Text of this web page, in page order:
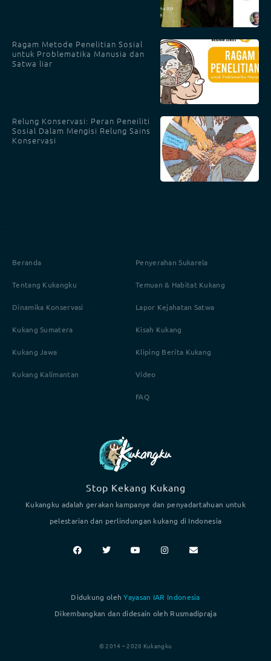
Ragam Metode Penelitian Sosial
untuk Problematika Manusia dan
Satwa liar
Relung Konservasi: Peran Peneiliti
Sosial Dalam Mengisi Relung Sains
Konservasi
Stop Kekang Kukang
Kukangku adalah gerakan kampanye dan penyadartahuan untuk
pelestarian dan perlindungan kukang di Indonesia
Beranda
Tentang Kukangku
Dinamika Konservasi
Kukang Sumatera
Kukang Jawa
Kukang Kalimantan
Penyerahan Sukarela
Temuan & Habitat Kukang
Lapor Kejahatan Satwa
Kisah Kukang
Kliping Berita Kukang
Video
FAQ
Didukung olehYayasan IAR Indonesia
Dikembangkan dan didesain oleh Rusmadipraja
© 2014 – 2026 Kukangku